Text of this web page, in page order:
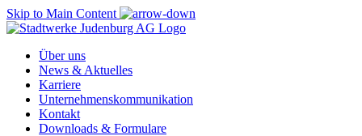
Skip to Main Content
Über uns
News & Aktuelles
Karriere
Unternehmenskommunikation
Kontakt
Downloads & Formulare